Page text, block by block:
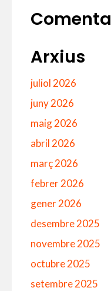
Arxius
juliol 2026
juny 2026
maig 2026
abril 2026
març 2026
febrer 2026
gener 2026
desembre 2025
novembre 2025
octubre 2025
setembre 2025